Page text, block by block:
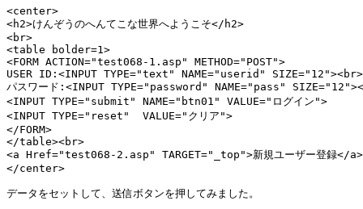
<center>
<h2>けんぞうのへんてこな世界へようこそ</h2>
<br>
<table bolder=1>
<FORM ACTION="test068-1.asp" METHOD="POST">
USER ID:<INPUT TYPE="text" NAME="userid" SIZE="12"><br>
パスワード:<INPUT TYPE="password" NAME="pass"
<INPUT TYPE="submit" NAME="btn01" VALUE="ログイン">
<INPUT TYPE="reset"  VALUE="クリア">
</FORM>
</table><br>
<a Href="test068-2.asp" TARGET="_top">新規ユーザー登録</
</center>
データをセットして、送信ボタンを押してみました。